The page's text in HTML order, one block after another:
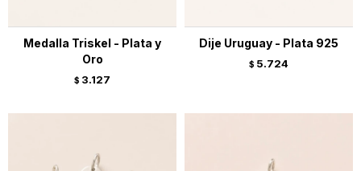
Medalla Triskel - Plata y
Oro
$ 3.127
Dije Uruguay - Plata 925
$ 5.724